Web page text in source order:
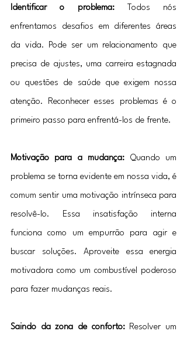
Identificar o problema: Todos nós
enfrentamos desafios em diferentes áreas
da vida. Pode ser um relacionamento que
precisa de ajustes, uma carreira estagnada
ou questões de saúde que exigem nossa
atenção. Reconhecer esses problemas é o
primeiro passo para enfrentá-los de frente.
Motivação para a mudança: Quando um
problema se torna evidente em nossa vida, é
comum sentir uma motivação intrínseca para
resolvê-lo. Essa insatisfação interna
funciona como um empurrão para agir e
buscar soluções. Aproveite essa energia
motivadora como um combustível poderoso
para fazer mudanças reais.
Saindo da zona de conforto: Resolver um